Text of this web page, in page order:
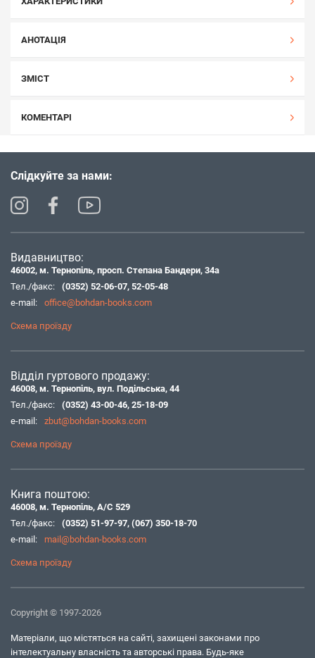
АНОТАЦІЯ
ЗМІСТ
КОМЕНТАРІ
Слідкуйте за нами:
Видавництво:
46002, м. Тернопіль, просп. Степана Бандери, 34а
Тел./факс:
(0352) 52-06-07, 52-05-48
e-mail:
office@bohdan-books.com
Схема проїзду
Відділ гуртового продажу:
46008, м. Тернопіль, вул. Подільська, 44
Тел./факс:
(0352) 43-00-46, 25-18-09
e-mail:
zbut@bohdan-books.com
Схема проїзду
Книга поштою:
46008, м. Тернопіль, А/С 529
Тел./факс:
(0352) 51-97-97, (067) 350-18-70
e-mail:
mail@bohdan-books.com
Схема проїзду
Copyright © 1997-2026
Матеріали, що містяться на сайті, захищені законами про
інтелектуальну власність та авторські права. Будь-яке